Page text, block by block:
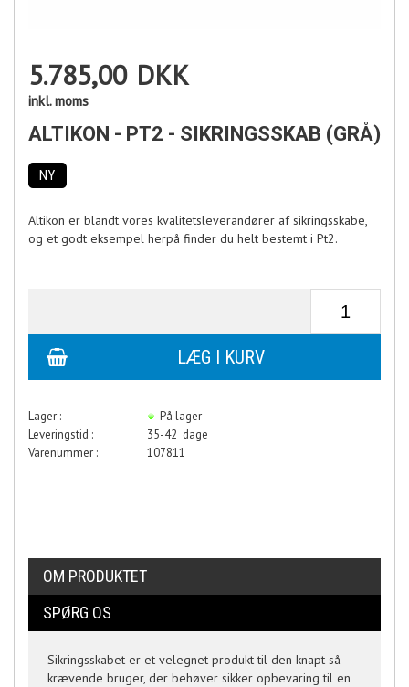
5.785,00 DKK
inkl. moms
ALTIKON - PT2 - SIKRINGSSKAB (GRÅ)
NY
Altikon er blandt vores kvalitetsleverandører af sikringsskabe,
og et godt eksempel herpå finder du helt bestemt i Pt2.
Lager :
På lager
Leveringstid :
35-42 dage
Varenummer :
107811
OM PRODUKTET
SPØRG OS
Sikringsskabet er et velegnet produkt til den knapt så
krævende bruger, der behøver sikker opbevaring til en